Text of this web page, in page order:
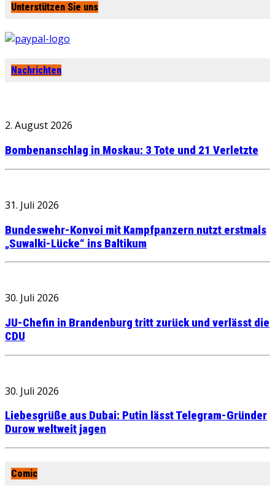
Unterstützen Sie uns
Nachrichten
2. August 2026
Bombenanschlag in Moskau: 3 Tote und 21 Verletzte
31. Juli 2026
Bundeswehr-Konvoi mit Kampfpanzern nutzt erstmals
„Suwalki-Lücke“ ins Baltikum
30. Juli 2026
JU-Chefin in Brandenburg tritt zurück und verlässt die
CDU
30. Juli 2026
Liebesgrüße aus Dubai: Putin lässt Telegram-Gründer
Durow weltweit jagen
Comic